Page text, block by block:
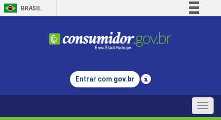
BRASIL
Comunica BR
Legislação
Entrar com gov.br
Toggle